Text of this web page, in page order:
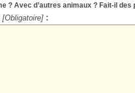
? Avec d’autres animaux ? Fait-il
[Obligatoire] :